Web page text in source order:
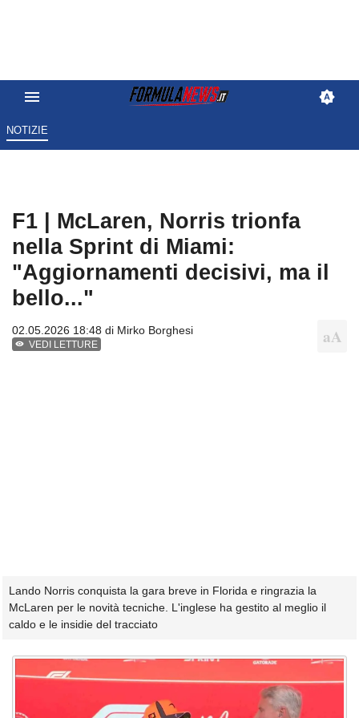
NOTIZIE
F1 | McLaren, Norris trionfa
nella Sprint di Miami:
"Aggiornamenti decisivi, ma il
bello..."
02.05.2026 18:48 di Mirko Borghesi
VEDI LETTURE
Lando Norris conquista la gara breve in Florida e ringrazia la
McLaren per le novità tecniche. L'inglese ha gestito al meglio il
caldo e le insidie del tracciato